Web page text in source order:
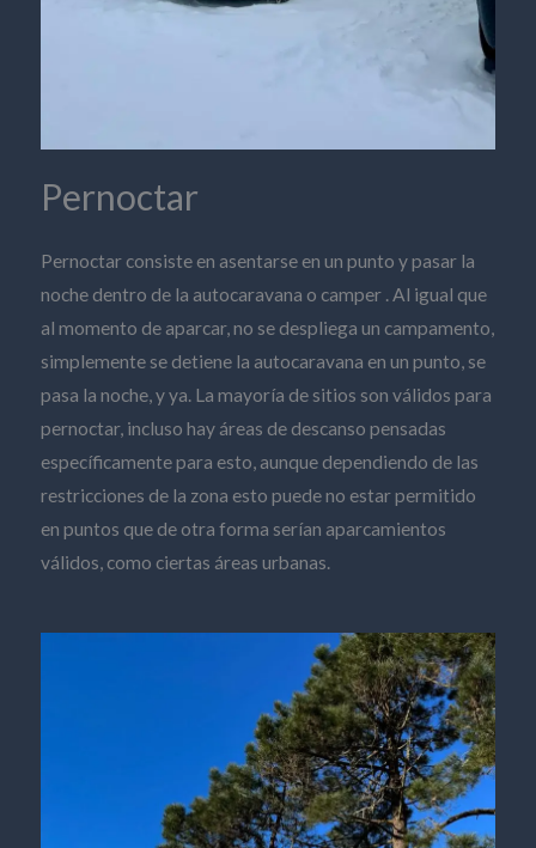
Pernoctar
Pernoctar consiste en asentarse en un punto y pasar la
noche dentro de la autocaravana o camper . Al igual que
al momento de aparcar, no se despliega un campamento,
simplemente se detiene la autocaravana en un punto, se
pasa la noche, y ya. La mayoría de sitios son válidos para
pernoctar, incluso hay áreas de descanso pensadas
específicamente para esto, aunque dependiendo de las
restricciones de la zona esto puede no estar permitido
en puntos que de otra forma serían aparcamientos
válidos, como ciertas áreas urbanas.